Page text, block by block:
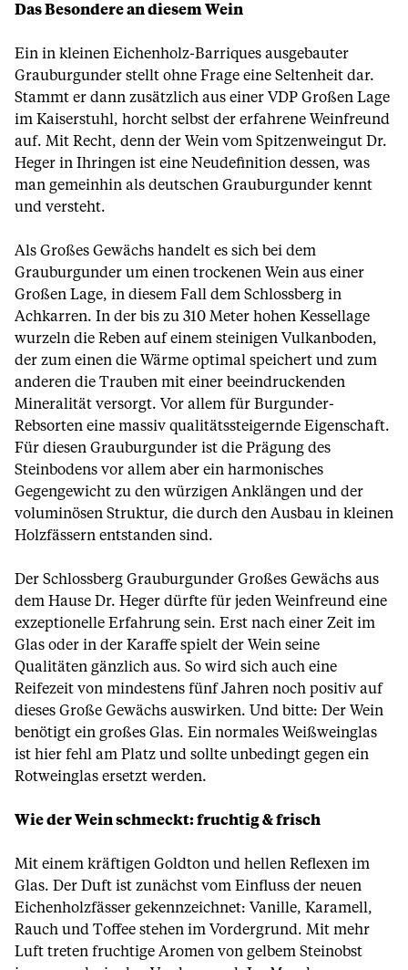
Das Besondere an diesem Wein
Ein in kleinen Eichenholz-Barriques ausgebauter
Grauburgunder stellt ohne Frage eine Seltenheit dar.
Stammt er dann zusätzlich aus einer VDP Großen Lage
im Kaiserstuhl, horcht selbst der erfahrene Weinfreund
auf. Mit Recht, denn der Wein vom Spitzenweingut Dr.
Heger in Ihringen ist eine Neudefinition dessen, was
man gemeinhin als deutschen Grauburgunder kennt
und versteht.
Als Großes Gewächs handelt es sich bei dem
Grauburgunder um einen trockenen Wein aus einer
Großen Lage, in diesem Fall dem Schlossberg in
Achkarren. In der bis zu 310 Meter hohen Kessellage
wurzeln die Reben auf einem steinigen Vulkanboden,
der zum einen die Wärme optimal speichert und zum
anderen die Trauben mit einer beeindruckenden
Mineralität versorgt. Vor allem für Burgunder-
Rebsorten eine massiv qualitätssteigernde Eigenschaft.
Für diesen Grauburgunder ist die Prägung des
Steinbodens vor allem aber ein harmonisches
Gegengewicht zu den würzigen Anklängen und der
voluminösen Struktur, die durch den Ausbau in kleinen
Holzfässern entstanden sind.
Der Schlossberg Grauburgunder Großes Gewächs aus
dem Hause Dr. Heger dürfte für jeden Weinfreund eine
exzeptionelle Erfahrung sein. Erst nach einer Zeit im
Glas oder in der Karaffe spielt der Wein seine
Qualitäten gänzlich aus. So wird sich auch eine
Reifezeit von mindestens fünf Jahren noch positiv auf
dieses Große Gewächs auswirken. Und bitte: Der Wein
benötigt ein großes Glas. Ein normales Weißweinglas
ist hier fehl am Platz und sollte unbedingt gegen ein
Rotweinglas ersetzt werden.
Wie der Wein schmeckt: fruchtig & frisch
Mit einem kräftigen Goldton und hellen Reflexen im
Glas. Der Duft ist zunächst vom Einfluss der neuen
Eichenholzfässer gekennzeichnet: Vanille, Karamell,
Rauch und Toffee stehen im Vordergrund. Mit mehr
Luft treten fruchtige Aromen von gelbem Steinobst